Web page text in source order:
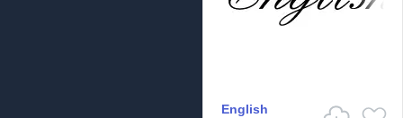
English